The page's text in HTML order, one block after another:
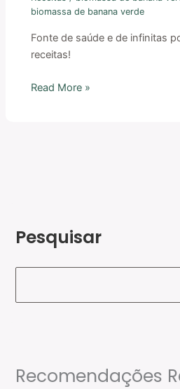
biomassa de banana verde
Fonte de saúde e de infinitas
receitas!
Read More »
Pesquisar
Recomendações